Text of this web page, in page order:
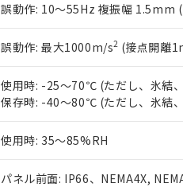
誤動作: 10～55Hz 複振幅 1.5mm
誤動作: 最大1000m/s2 (接点開離
使用時: -25～70℃ (ただし、氷結
保存時: -40～80℃ (ただし、氷結
使用時: 35～85%RH
パネル前面: IP66、NEMA4X,
混在することから備考欄に対応
既に当社にて対応品への在庫
り割愛しております。